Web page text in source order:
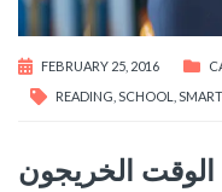
FEBRUARY 25, 2016
READING SCHOOL SMART
الخريجون